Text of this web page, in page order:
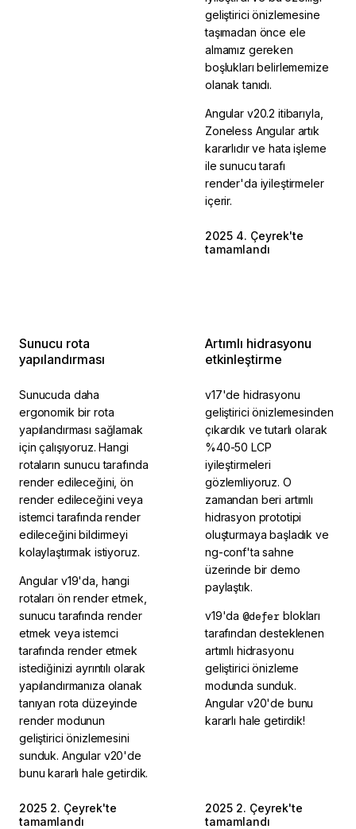
geliştirici önizlemesine
taşımadan önce ele
almamız gereken
boşlukları belirlememize
olanak tanıdı.
Angular v20.2 itibarıyla,
Zoneless Angular artık
kararlıdır ve hata işleme
ile sunucu tarafı
render'da iyileştirmeler
içerir.
2025 4. Çeyrek'te
tamamlandı
Sunucu rota
yapılandırması
Sunucuda daha
ergonomik bir rota
yapılandırması sağlamak
için çalışıyoruz. Hangi
rotaların sunucu tarafında
render edileceğini, ön
render edileceğini veya
istemci tarafında render
edileceğini bildirmeyi
kolaylaştırmak istiyoruz.
Angular v19'da, hangi
rotaları ön render etmek,
sunucu tarafında render
etmek veya istemci
tarafında render etmek
istediğinizi ayrıntılı olarak
yapılandırmanıza olanak
tanıyan rota düzeyinde
render modunun
geliştirici önizlemesini
sunduk. Angular v20'de
bunu kararlı hale getirdik.
2025 2. Çeyrek'te
tamamlandı
Artımlı hidrasyonu
etkinleştirme
v17'de hidrasyonu
geliştirici önizlemesinden
çıkardık ve tutarlı olarak
%40-50 LCP
iyileştirmeleri
gözlemliyoruz. O
zamandan beri artımlı
hidrasyon prototipi
oluşturmaya başladık ve
ng-conf'ta sahne
üzerinde bir demo
paylaştık.
v19'da@defer blokları
tarafından desteklenen
artımlı hidrasyonu
geliştirici önizleme
modunda sunduk.
Angular v20'de bunu
kararlı hale getirdik!
2025 2. Çeyrek'te
tamamlandı